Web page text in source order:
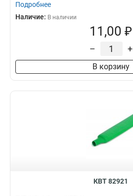
Подробнее
Наличие: В наличии
11,00 ₽
– +
В корзину
КВТ 82921